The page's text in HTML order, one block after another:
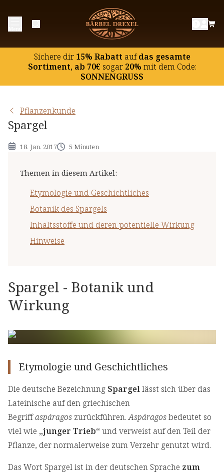
Sichere dir15% Rabatt aufdas gesamte
Sortiment, ab 70€ sogar20% mit dem Code:
SONNENGRUSS
Pflanzenkunde
Spargel
18. Jan. 2017 5 Minuten
Themen in diesem Artikel:
Etymologie und Geschichtliches
Botanik des Spargels
Inhaltsstoffe und deren potentielle Wirkung
Hinweise
Etymologie und Geschichtliches
Botanik des Spargels
Inhaltsstoffe und deren potentielle Wirkung
Hinweise
Spargel - Botanik und
Wirkung
Etymologie und Geschichtliches
Die deutsche Bezeichnung Spargellässt sich über das
Lateinische auf den griechischen
Begriffaspáragos zurückführen.Aspáragosbedeutet so
viel wie „junger Trieb“und verweist auf den Teil der
Pflanze, der normalerweise zum Verzehr genutzt wird.
Das Wort Spargel ist in der deutschen Sprache zum